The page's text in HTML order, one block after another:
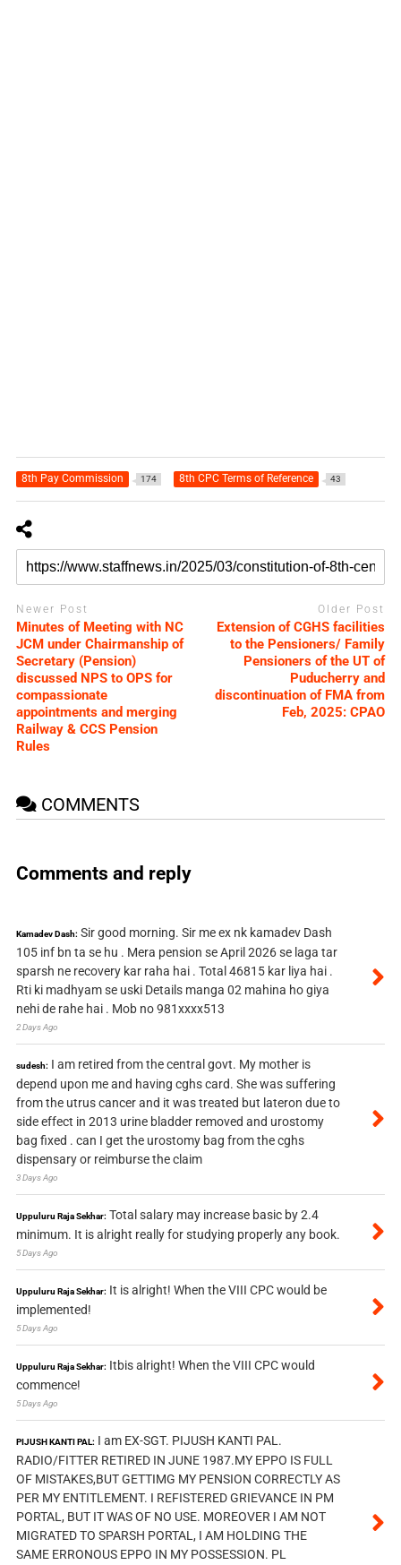
8th Pay Commission 174 8th CPC Terms of Reference 43
Newer Post
Minutes of Meeting with NC
JCM under Chairmanship of
Secretary (Pension)
discussed NPS to OPS for
compassionate
appointments and merging
Railway & CCS Pension
Rules
Older Post
Extension of CGHS facilities
to the Pensioners/ Family
Pensioners of the UT of
Puducherry and
discontinuation of FMA from
Feb, 2025: CPAO
COMMENTS
Comments and reply
Kamadev Dash: Sir good morning. Sir me ex nk kamadev Dash
105 inf bn ta se hu . Mera pension se April 2026 se laga tar
sparsh ne recovery kar raha hai . Total 46815 kar liya hai .
Rti ki madhyam se uski Details manga 02 mahina ho giya
nehi de rahe hai . Mob no 981xxxx513
2 Days Ago
sudesh: I am retired from the central govt. My mother is
depend upon me and having cghs card. She was suffering
from the utrus cancer and it was treated but lateron due to
side effect in 2013 urine bladder removed and urostomy
bag fixed . can I get the urostomy bag from the cghs
dispensary or reimburse the claim
3 Days Ago
Uppuluru Raja Sekhar: Total salary may increase basic by 2.4
minimum. It is alright really for studying properly any book.
5 Days Ago
Uppuluru Raja Sekhar: It is alright! When the VIII CPC would be
implemented!
5 Days Ago
Uppuluru Raja Sekhar: Itbis alright! When the VIII CPC would
commence!
5 Days Ago
PIJUSH KANTI PAL: I am EX-SGT. PIJUSH KANTI PAL.
RADIO/FITTER RETIRED IN JUNE 1987.MY EPPO IS FULL
OF MISTAKES,BUT GETTIMG MY PENSION CORRECTLY AS
PER MY ENTITLEMENT. I REFISTERED GRIEVANCE IN PM
PORTAL, BUT IT WAS OF NO USE. MOREOVER I AM NOT
MIGRATED TO SPARSH PORTAL, I AM HOLDING THE
SAME ERRONOUS EPPO IN MY POSSESSION. PL